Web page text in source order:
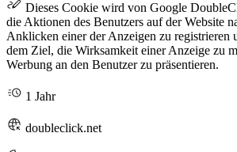
Dieses Cookie wird von Google
die Aktionen des Benutzers auf der Website
Anklicken einer der Anzeigen zu registrieren
dem Ziel, die Wirksamkeit einer Anzeige zu
Werbung an den Benutzer zu präsentieren.
1 Jahr
doubleclick.net